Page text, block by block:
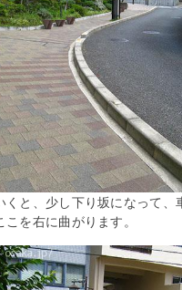
くと、少し下り坂になって、
を右に曲がります。